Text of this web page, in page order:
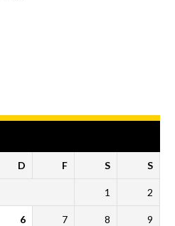
D F S S
1 2
6 7 8 9